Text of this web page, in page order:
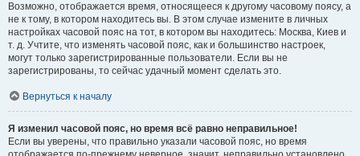
Возможно, отображается время, относящееся к другому часовому поясу, а
не к тому, в котором находитесь вы. В этом случае измените в личных
настройках часовой пояс на тот, в котором вы находитесь: Москва, Киев и
т. д. Учтите, что изменять часовой пояс, как и большинство настроек,
могут только зарегистрированные пользователи. Если вы не
зарегистрированы, то сейчас удачный момент сделать это.
Вернуться к началу
Я изменил часовой пояс, но время всё равно неправильное!
Если вы уверены, что правильно указали часовой пояс, но время